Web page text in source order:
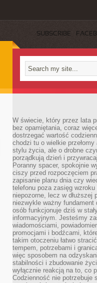
SUBSCRIBE
W świecie, który przez lata
bez opamiętania, coraz
dostrzegać wartość
chodzi tu o wielkie
stylu życia, ale o drobne
porządkują dzień i
Poranny spacer, spokojnie
ciszy przed rozpoczęciem
zapisanie planu dnia czy
telefonu poza zasięg
niepozorne, lecz w dłuższej
niezwykle ważny fundament
osób funkcjonuje dziś w
informacyjnym. Jesteśmy
wiadomościami,
promocjami i bodźcami,
takim otoczeniu łatwo
tempem, potrzebami i
więc sposobem na
stabilności i zbudowanie
wyłącznie reakcją na to, co
Codzienność nie potrzebuje